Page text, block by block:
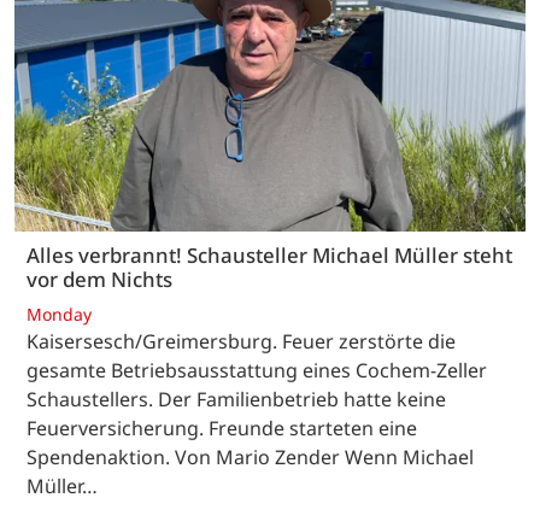
Alles verbrannt! Schausteller Michael Müller steht
vor dem Nichts
Monday
Kaisersesch/Greimersburg. Feuer zerstörte die
gesamte Betriebsausstattung eines Cochem-Zeller
Schaustellers. Der Familienbetrieb hatte keine
Feuerversicherung. Freunde starteten eine
Spendenaktion. Von Mario Zender Wenn Michael
Müller…